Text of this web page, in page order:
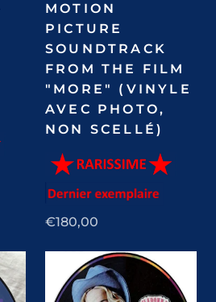
MOTION
PICTURE
SOUNDTRACK
FROM THE FILM
"MORE" (VINYLE
AVEC PHOTO,
NON SCELLÉ)
€180,00